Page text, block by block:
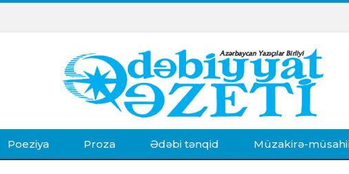
Poeziya Proza Ədəbi tənqid Müzakirə-